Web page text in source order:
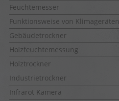
Feuchtemesser
Funktionsweise von Klimageräten
Gebäudetrockner
Holzfeuchtemessung
Holztrockner
Industrietrockner
Infrarot Kamera